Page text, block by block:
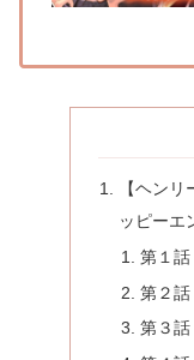
【ヘン
ッピーエ
第１話
第２話
第３話